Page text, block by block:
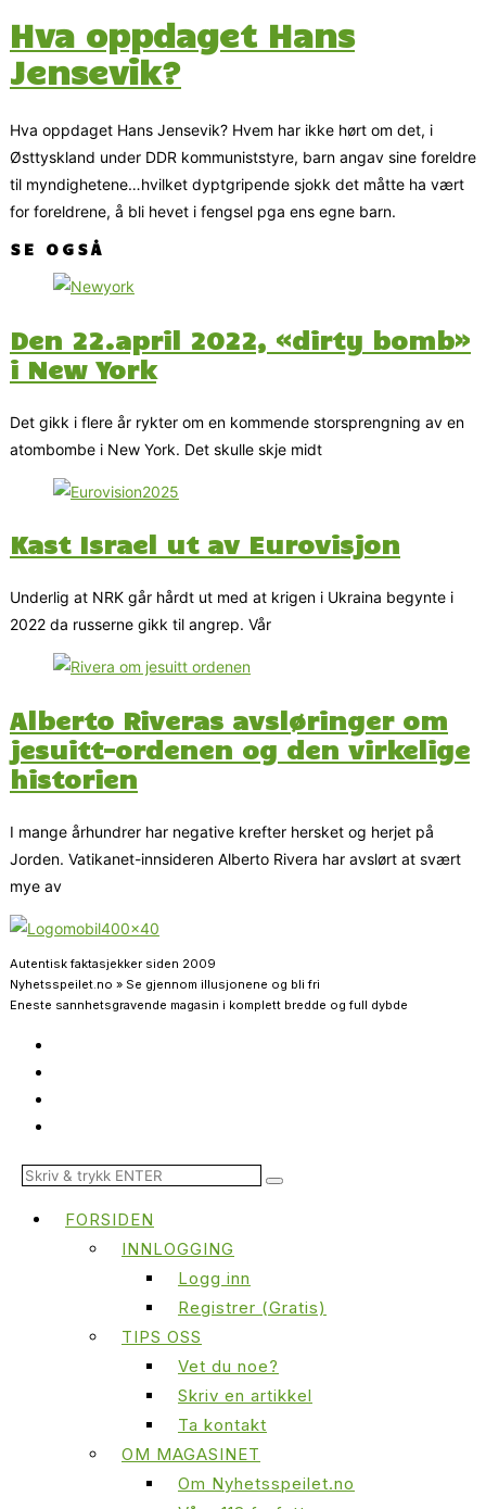
Hva oppdaget Hans
Jensevik?
Hva oppdaget Hans Jensevik? Hvem har ikke hørt om det, i
Østtyskland under DDR kommuniststyre, barn angav sine foreldre
til myndighetene…hvilket dyptgripende sjokk det måtte ha vært
for foreldrene, å bli hevet i fengsel pga ens egne barn.
SE OGSÅ
Den 22.april 2022, «dirty bomb»
i New York
Det gikk i flere år rykter om en kommende storsprengning av en
atombombe i New York. Det skulle skje midt
Kast Israel ut av Eurovisjon
Underlig at NRK går hårdt ut med at krigen i Ukraina begynte i
2022 da russerne gikk til angrep. Vår
Alberto Riveras avsløringer om
jesuitt-ordenen og den virkelige
historien
I mange århundrer har negative krefter hersket og herjet på
Jorden. Vatikanet-innsideren Alberto Rivera har avslørt at svært
mye av
Autentisk faktasjekker siden 2009
Nyhetsspeilet.no » Se gjennom illusjonene og bli fri
Eneste sannhetsgravende magasin i komplett bredde og full dybde
FORSIDEN
INNLOGGING
Logg inn
Registrer (Gratis)
TIPS OSS
Vet du noe?
Skriv en artikkel
Ta kontakt
OM MAGASINET
Om Nyhetsspeilet.no